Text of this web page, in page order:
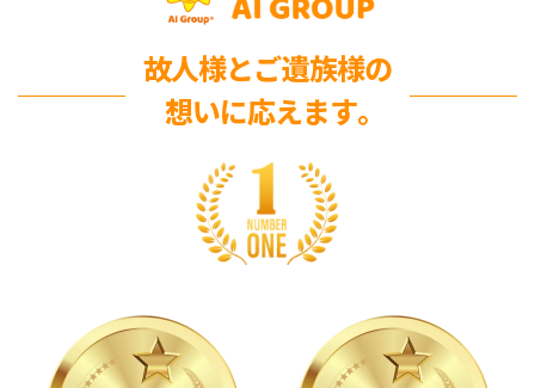
故人様とご遺族様の
想いに応えます｡